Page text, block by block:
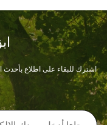
اشترك للبقاء على اطلاع بأحدث